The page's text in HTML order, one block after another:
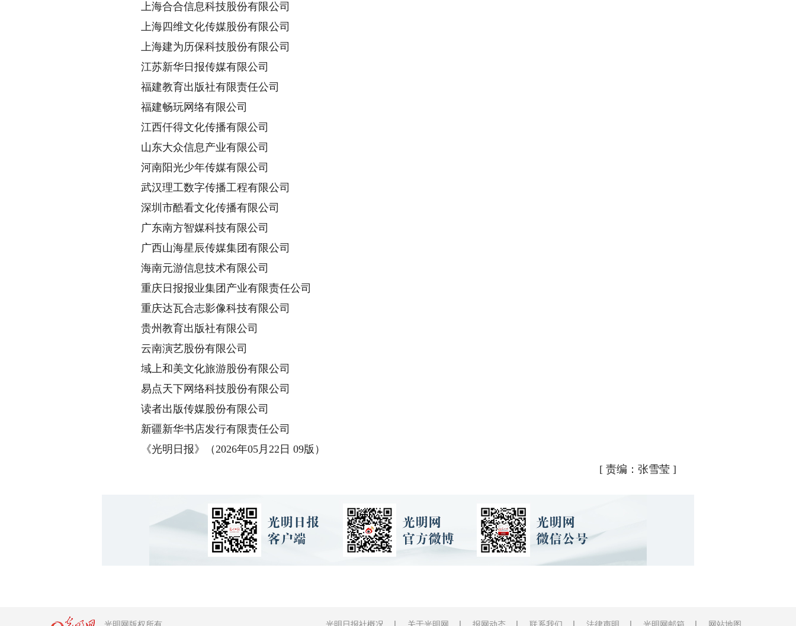
上海合合信息科技股份有限公司
上海四维文化传媒股份有限公司
上海建为历保科技股份有限公司
江苏新华日报传媒有限公司
福建教育出版社有限责任公司
福建畅玩网络有限公司
江西仟得文化传播有限公司
山东大众信息产业有限公司
河南阳光少年传媒有限公司
武汉理工数字传播工程有限公司
深圳市酷看文化传播有限公司
广东南方智媒科技有限公司
广西山海星辰传媒集团有限公司
海南元游信息技术有限公司
重庆日报报业集团产业有限责任公司
重庆达瓦合志影像科技有限公司
贵州教育出版社有限公司
云南演艺股份有限公司
域上和美文化旅游股份有限公司
易点天下网络科技股份有限公司
读者出版传媒股份有限公司
新疆新华书店发行有限责任公司
《光明日报》（2026年05月22日 09版）
[ 责编：张雪莹 ]